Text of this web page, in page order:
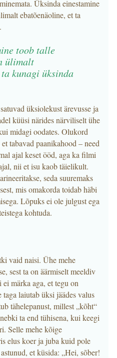
Üksinda einestamine
ebatõenäoline, et ta
toob talle
ülimalt
kunagi üksinda
üksiolekust ärevusse ja
küüsi närides närviliselt ühe
midagi oodates. Olukord
tabavad paanikahood – need
ajal keset ööd, aga ka filmi
nii et isu kaob täielikult.
seda suuremaks
mis omakorda toidab häbi
Lõpuks ei ole julgust ega
kohtuda.
vaid naisi. Ühe mehe
sest ta on äärmiselt meeldiv
märka aga, et tegu on
laiutab üksi jäädes valus
tähelepanust, millest „kõht“
ta end tühisena, kui keegi
Selle mehe kõige
elus koer ja juba kuid pole
et küsida: „Hei, sõber!